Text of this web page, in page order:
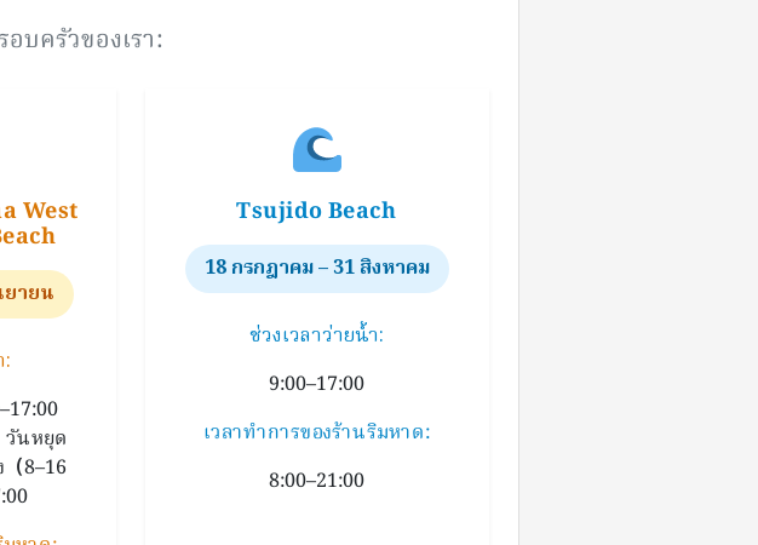
บครัวของเรา:
West
ยายน
:
วันหยุด
8–16
Tsujido Beach
18 กรกฎาคม – 31 สิงหาคม
ช่วงเวลาว่ายน้ำ:
9:00–17:00
เวลาทำการของร้านริมหาด:
8:00–21:00